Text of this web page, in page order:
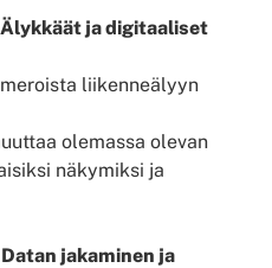
Älykkäät ja digitaaliset
liikenneälyyn
olemassa olevan
näkymiksi ja
jakaminen ja